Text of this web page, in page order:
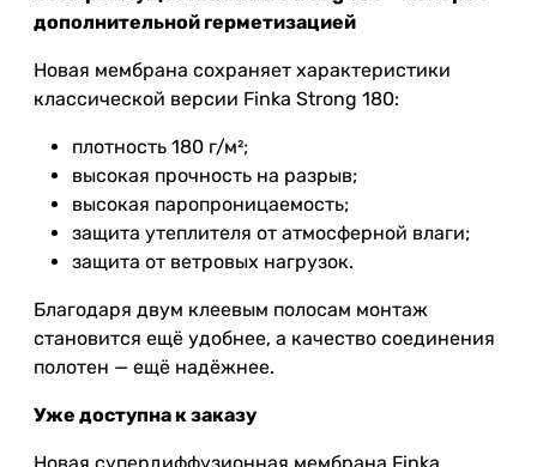
дополнительной герметизацией
Новая мембрана сохраняет характеристики
классической версии Finka Strong 180:
плотность 180 г/м²;
высокая прочность на разрыв;
высокая паропроницаемость;
защита утеплителя от атмосферной влаги;
защита от ветровых нагрузок.
Благодаря двум клеевым полосам монтаж
становится ещё удобнее, а качество соединения
полотен — ещё надёжнее.
Уже доступна к заказу